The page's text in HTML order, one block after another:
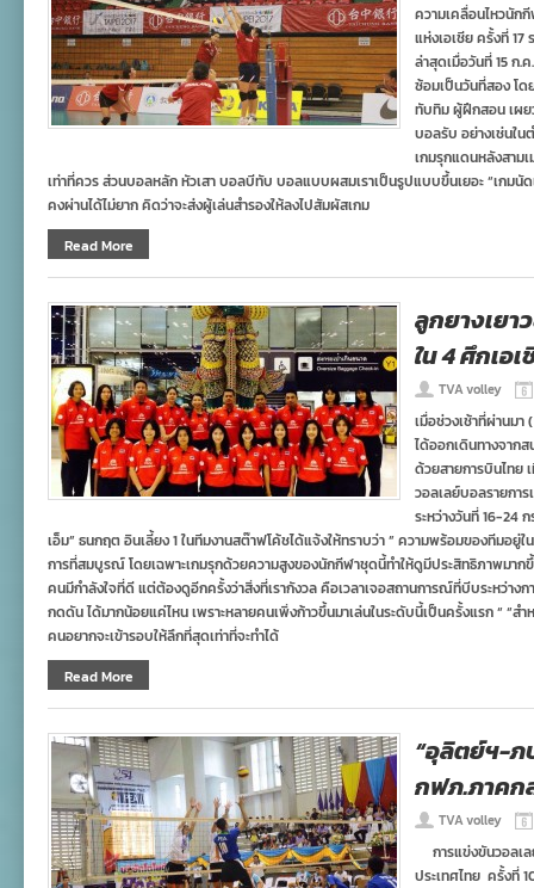
ความเคลื่อนไหวนัก
แห่งเอเชีย ครั้งที่ 17
ล่าสุดเมื่อวันที่ 15 ก.
ซ้อมเป็นวันที่สอง โด
ทับทิม ผู้ฝึกสอน เผย
บอลรับ อย่างเช่นใ
เกมรุกแดนหลังสาม
เท่าที่ควร ส่วนบอลหลัก หัวเสา บอลบีทับ บอลแบบผสมเราเป็นรูปแบบขึ้นเยอะ “เกมนัดแ
คงผ่านได้ไม่ยาก คิดว่าจะส่งผู้เล่นสำรองให้ลงไปสัมผัสเกม
Read More
ลูกยางเยา
ใน 4 ศึกเอเ
TVA volley
เมื่อช่วงเช้าที่ผ่านม
ได้ออกเดินทางจาก
ด้วยสายการบินไทย
วอลเลย์บอลรายกา
ระหว่างวันที่ 16-24
เอ็ม” ธนกฤต อินเลี้ยง 1 ในทีมงานสต๊าฟโค้ชได้แจ้งให้ทราบว่า ” ความพร้อมของทีมอยู่
การที่สมบูรณ์ โดยเฉพาะเกมรุกด้วยความสูงของนักกีฬาชุดนี้ทำให้ดูมีประสิทธิภาพมา
คนมีกำลังใจที่ดี แต่ต้องดูอีกครั้งว่าสิ่งที่เรากังวล คือเวลาเจอสถานการณ์ที่บีบระหว่าง
กดดัน ได้มากน้อยแค่ไหน เพราะหลายคนเพิ่งก้าวขึ้นมาเล่นในระดับนี้เป็นครั้งแรก “ “ส
คนอยากจะเข้ารอบให้ลึกที่สุดเท่าที่จะทำได้
Read More
“อุลิตย์ฯ-ภ
กฟภ.ภาคก
TVA volley
การแข่งขันวอลเล
ประเทศไทย ครั้งที่